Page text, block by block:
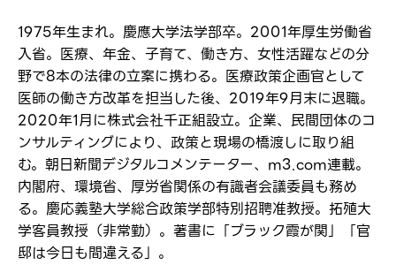
1975年生まれ。慶應大学法学部卒。2001年厚生労働省
入省。医療、年金、子育て、働き方、女性活躍などの分
野で8本の法律の立案に携わる。医療政策企画官として
医師の働き方改革を担当した後、2019年9月末に退職。
2020年1月に株式会社千正組設立。企業、民間団体のコ
ンサルティングにより、政策と現場の橋渡しに取り組
む。朝日新聞デジタルコメンテーター、m3.com連載。
内閣府、環境省、厚労省関係の有識者会議委員も務め
る。慶応義塾大学総合政策学部特別招聘准教授。拓殖大
学客員教授（非常勤）。著書に「ブラック霞が関」「官
邸は今日も間違える」。